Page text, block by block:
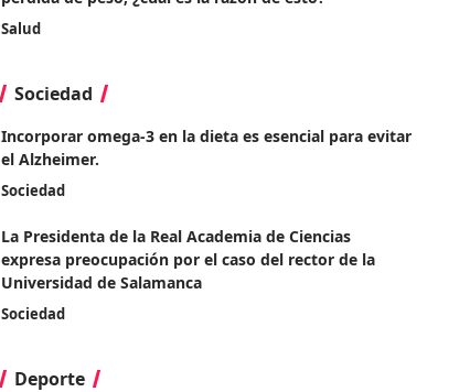
Salud
Sociedad
Incorporar omega-3 en la dieta es esencial para evitar
el Alzheimer.
Sociedad
La Presidenta de la Real Academia de Ciencias
expresa preocupación por el caso del rector de la
Universidad de Salamanca
Sociedad
Deporte